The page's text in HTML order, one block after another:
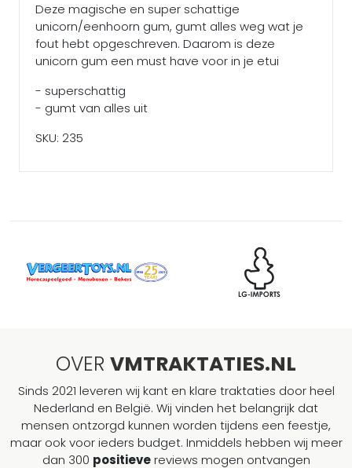
Deze magische en super schattige
unicorn/eenhoorn gum, gumt alles weg wat je
fout hebt opgeschreven. Daarom is deze
unicorn gum een must have voor in je etui
- superschattig
- gumt van alles uit
SKU: 235
OVER VMTRAKTATIES.NL
Sinds 2021 leveren wij kant en klare traktaties door heel
Nederland en België. Wij vinden het belangrijk dat
mensen ontzorgd kunnen worden tijdens een feestje,
maar ook voor ieders budget. Inmiddels hebben wij meer
dan 300 positievereviews mogen ontvangen